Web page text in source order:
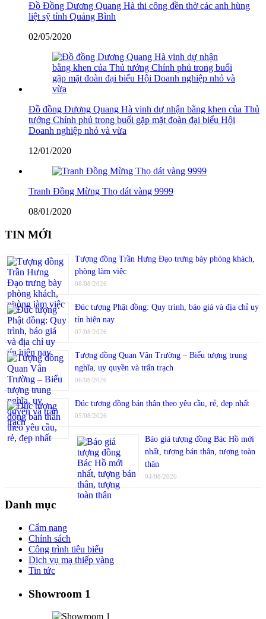
Đồ Đồng Dương Quang Hà thi công đền thờ các anh hùng
liệt sỹ tỉnh Quảng Bình
02/05/2020
Đồ đồng Dương Quang Hà vinh dự nhận bằng khen của Thủ
tướng Chính phủ trong buổi gặp mặt đoàn đại biểu Hội
Doanh nghiệp nhỏ và vừa
12/01/2020
Tranh Đồng Mừng Thọ dát vàng 9999
08/01/2020
TIN MỚI
Tượng đồng Trần Hưng Đạo trưng bày phòng khách,
phòng làm việc
08/08/2026
Đúc tượng Phật đồng: Quy trình, báo giá và địa chỉ uy
tín hiện nay
07/08/2026
Tượng đồng Quan Vân Trường – Biểu tượng trung
nghĩa, uy quyền và trấn trạch
06/08/2026
Đúc tượng đồng bán thân theo yêu cầu, rẻ, đẹp nhất
05/08/2026
Báo giá tượng đồng Bác Hồ mới
nhất, tượng bán thân, tượng toàn
thân
04/08/2026
Danh mục
Cẩm nang
Chính sách
Công trình tiêu biểu
Dịch vụ mạ thiếp vàng
Tin tức
Showroom 1